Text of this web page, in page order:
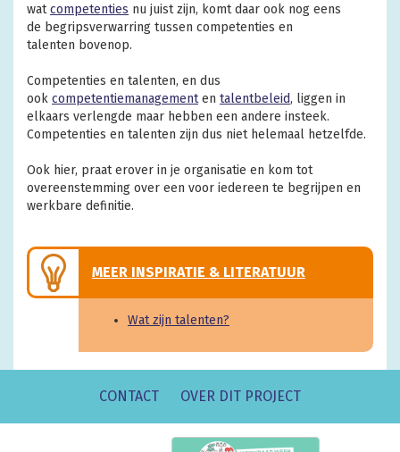
watcompetenties nu juist zijn, komt daar ook nog eens
de begripsverwarring tussen competenties en
talenten bovenop.
Competenties en talenten, en dus
ook competentiemanagementen talentbeleid, liggen in
elkaars verlengde maar hebben een andere insteek.
Competenties en talenten zijn dus niet helemaal hetzelfde.
Ook hier, praat erover in je organisatie en kom tot
overeenstemming over een voor iedereen te begrijpen en
werkbare definitie.
MEER INSPIRATIE & LITERATUUR
Wat zijn talenten?
CONTACT OVER DIT PROJECT